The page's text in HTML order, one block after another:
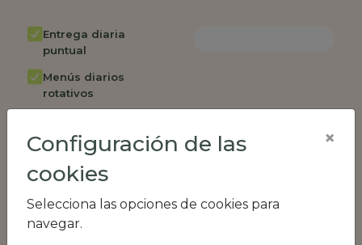
Entrega diaria
puntual
Menús diarios
rotativos
semanalmente
Factura única
empleados
Opción de catering
Configuración de las
cookies
Selecciona las opciones de cookies para
navegar.
×